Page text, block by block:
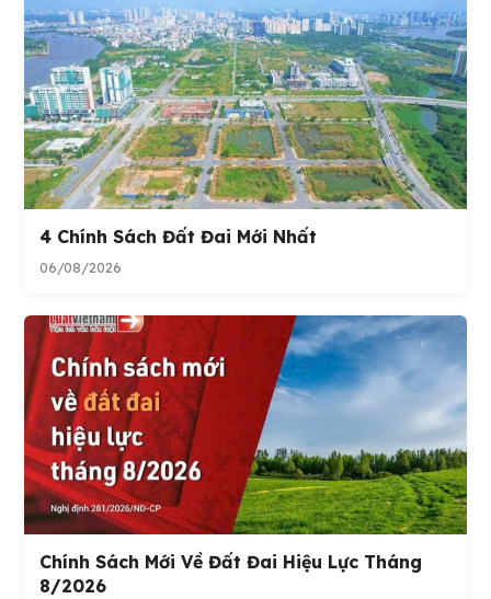
4 Chính Sách Đất Đai Mới Nhất
06/08/2026
Chính Sách Mới Về Đất Đai Hiệu Lực Tháng
8/2026